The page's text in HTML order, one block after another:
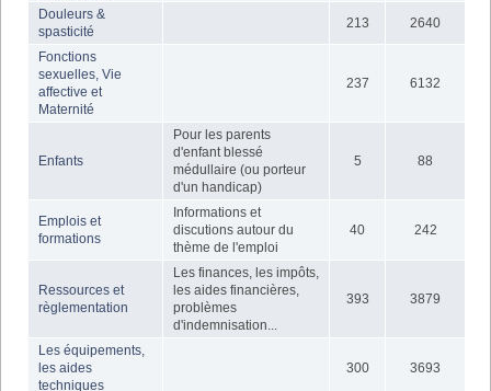
Douleurs &
spasticité
213 2640
Fonctions
sexuelles, Vie
affective et
Maternité
237 6132
Enfants
Pour les parents
d'enfant blessé
médullaire (ou porteur
d'un handicap)
5 88
Emplois et
formations
Informations et
discutions autour du
thème de l'emploi
40 242
Ressources et
règlementation
Les finances, les impôts,
les aides financières,
problèmes
d'indemnisation...
393 3879
Les équipements,
les aides
techniques
300 3693